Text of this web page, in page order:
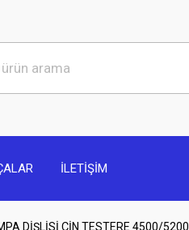
İLETİŞİM
DİŞLİSİ ÇİN TESTERE 4500/5200